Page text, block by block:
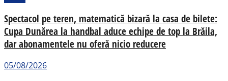
Spectacol pe teren, matematică bizară la casa de bilete:
Cupa Dunărea la handbal aduce echipe de top la Brăila,
dar abonamentele nu oferă nicio reducere
05/08/2026